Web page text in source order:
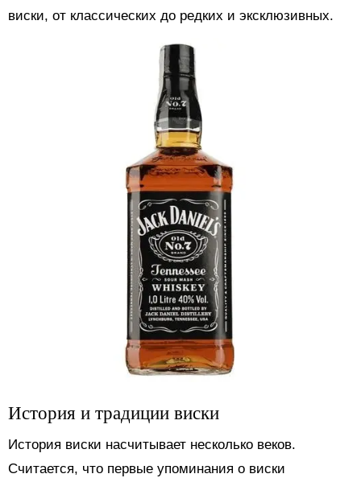
виски, от классических до редких и эксклюзивных.
История и традиции виски
История виски насчитывает несколько веков.
Считается, что первые упоминания о виски